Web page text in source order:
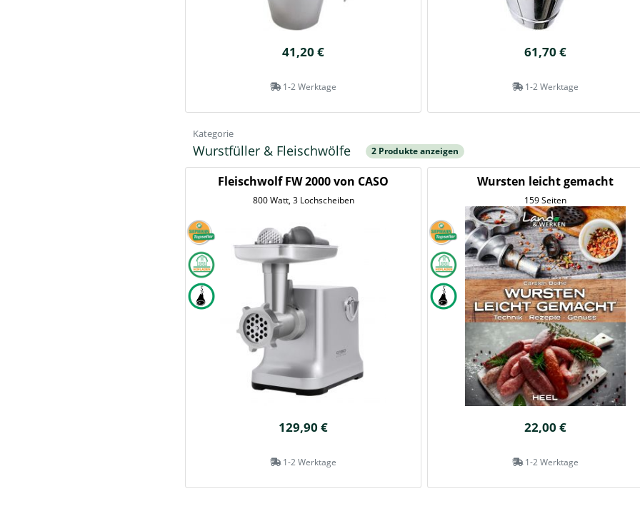
41,20 €
1-2 Werktage
61,70 €
1-2 Werktage
Kategorie
Wurstfüller & Fleischwölfe 2 Produkte anzeigen
Fleischwolf FW 2000 von CASO
800 Watt, 3 Lochscheiben
129,90 €
1-2 Werktage
Wursten leicht gemacht
159 Seiten
22,00 €
1-2 Werktage